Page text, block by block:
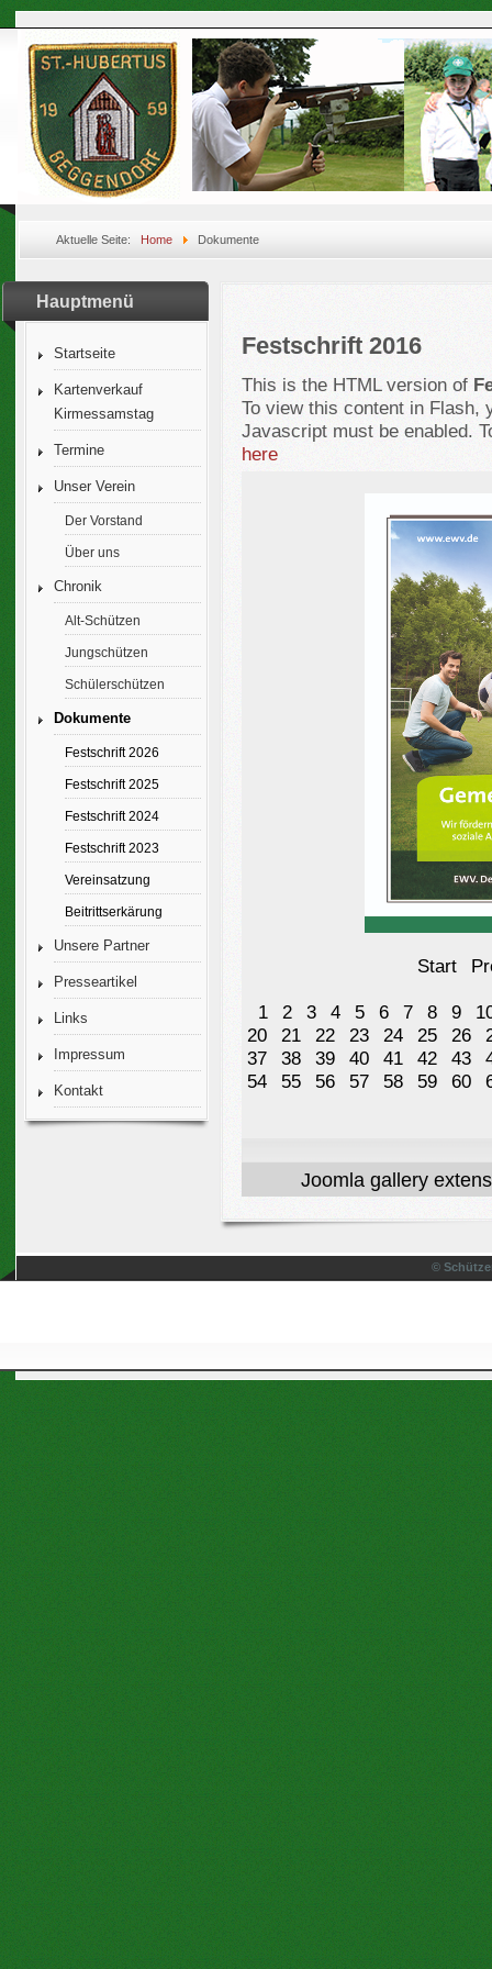
Aktuelle Seite: Home Dokumente
Hauptmenü
Startseite
Kartenverkauf
Kirmessamstag
Termine
Unser Verein
Der Vorstand
Über uns
Chronik
Alt-Schützen
Jungschützen
Schülerschützen
Dokumente
Festschrift 2026
Festschrift 2025
Festschrift 2024
Festschrift 2023
Vereinsatzung
Beitrittserkärung
Unsere Partner
Presseartikel
Links
Impressum
Kontakt
Festschrift 2016
This is the HTML version of
To view this content in Flash,
Javascript must be enabled.
here
Start
1 2 3 4 5 6 7 8 9
20
21 22 23 24 25 26
37
38 39 40 41 42 43
54
55 56 57 58 59 60
Joomla gallery
©